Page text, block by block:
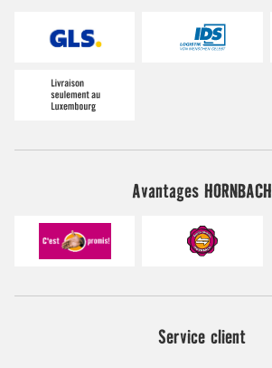
Avantages HORNBACH
Service client